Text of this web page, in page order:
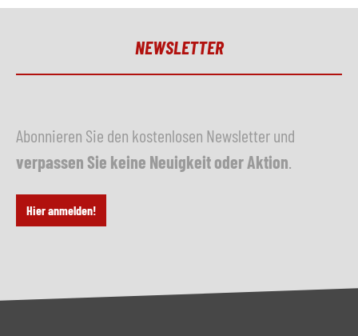
NEWSLETTER
Abonnieren Sie den kostenlosen Newsletter und
verpassen Sie keine Neuigkeit oder Aktion
Hier anmelden!